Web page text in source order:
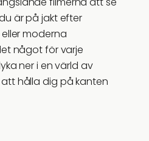
är på jakt efter
moderna
något för varje
ner i en värld av
hålla dig på kanten